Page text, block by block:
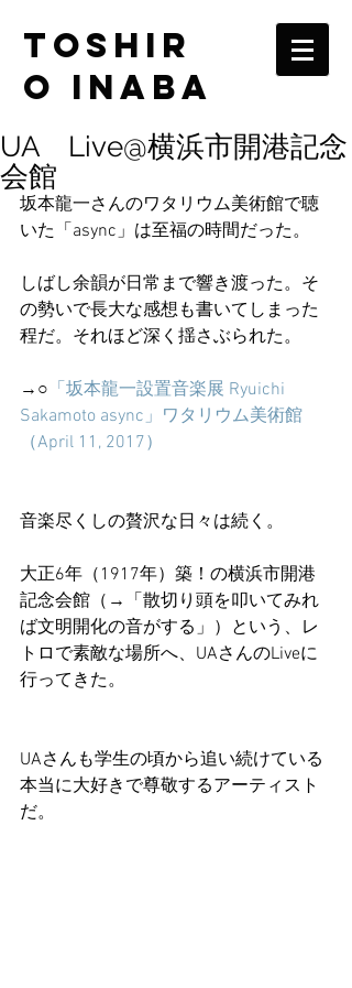
TOSHIR
O INABA
UA Live@横浜市開港記念
会館
坂本龍一さんのワタリウム美術館で聴
いた「async」は至福の時間だった。
しばし余韻が日常まで響き渡った。そ
の勢いで長大な感想も書いてしまった
程だ。それほど深く揺さぶられた。
→○ 「坂本龍一設置音楽展 Ryuichi
Sakamoto async」ワタリウム美術館
（April 11, 2017）
音楽尽くしの贅沢な日々は続く。
大正6年（1917年）築！の横浜市開港
記念会館（→「散切り頭を叩いてみれ
ば文明開化の音がする」）という、レ
トロで素敵な場所へ、UAさんのLiveに
行ってきた。
UAさんも学生の頃から追い続けている
本当に大好きで尊敬するアーティスト
だ。